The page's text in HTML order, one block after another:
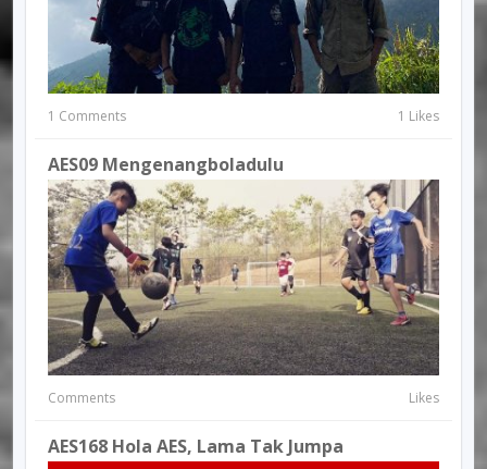
1 Comments 1 Likes
AES09 Mengenangboladulu
Comments Likes
AES168 Hola AES, Lama Tak Jumpa